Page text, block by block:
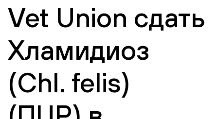
Vet Union сдать
Хламидиоз
(Chl. felis)